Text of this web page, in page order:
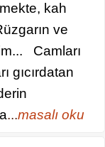
kah
ve
Camları
gıcırdatan
...masalı oku